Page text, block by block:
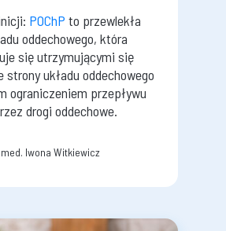
POChP to przewlekła
oddechowego, która
się utrzymującymi się
strony układu oddechowego
ograniczeniem przepływu
drogi oddechowe.
Iwona Witkiewicz